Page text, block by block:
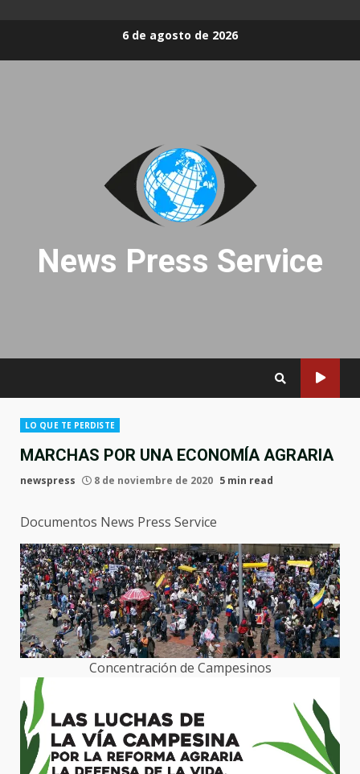
6 de agosto de 2026
News Press Service
LO QUE TE PERDISTE
MARCHAS POR UNA ECONOMÍA AGRARIA
newspress 8 de noviembre de 2020 5 min read
Documentos News Press Service
Concentración de Campesinos